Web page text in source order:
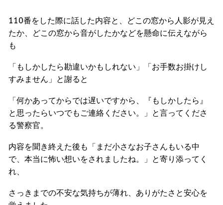
110番をした際に話した内容と、どこの窓から人影が見え
たか、どこの窓から音がしたかなどを懸命に伝えながら
も
「もしかしたら勘違いかもしれない」「お手数お掛けし
すみません」と謝ると
「何かあってからでは遅いですから、『もしかしたら』
と思ったらいつでもご連絡ください。」と言ってくださ
る警察官。
内容を聞き終えた後も「まだ小さなお子さんもいる中
で、本当に怖い想いをされましたね。」と寄り添ってく
れ、
さっきまでの不安な気持ちが薄れ、ありがたさと安心を